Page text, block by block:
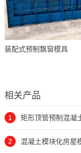
装配式预制飘窗模具
相关产品
1 矩形顶管预制混凝
2 混凝土模块化房屋